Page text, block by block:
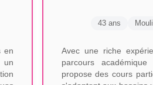
en
un
43 ans
Avec une riche
parcours
propose des cours